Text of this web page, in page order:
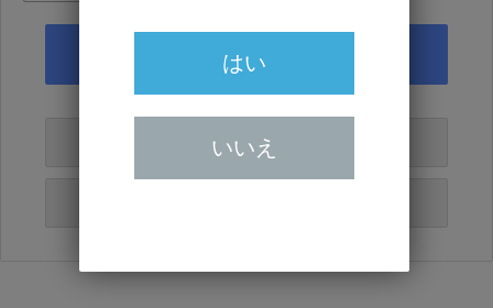
友達にすすめる
はい
いいえ